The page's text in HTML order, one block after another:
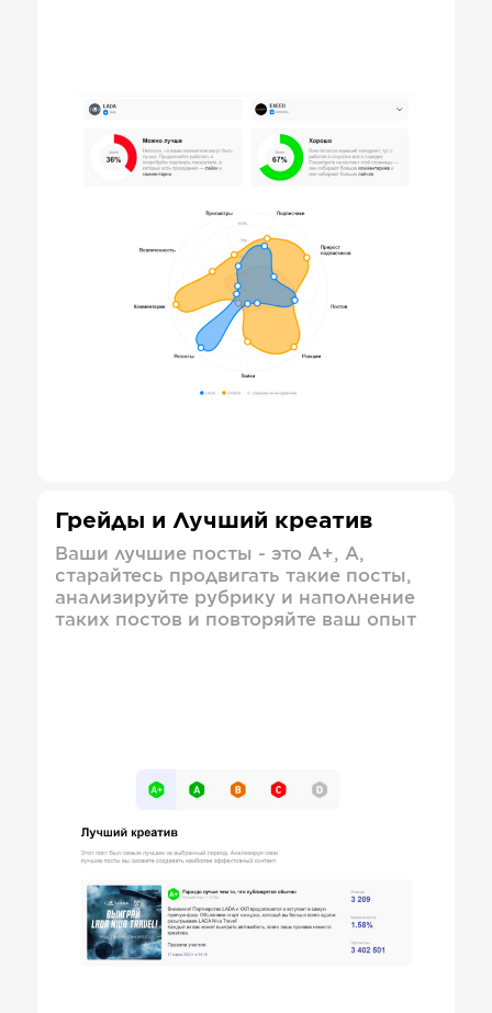
Грейды и Лучший креатив
Ваши лучшие посты - это А+, А,
старайтесь продвигать такие посты,
анализируйте рубрику и наполнение
таких постов и повторяйте ваш опыт